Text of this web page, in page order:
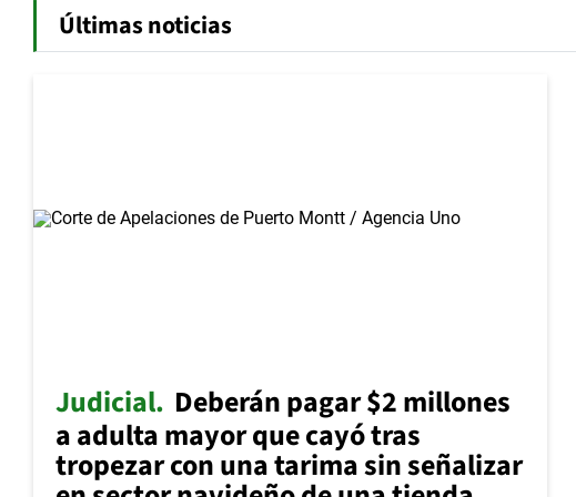
Últimas noticias
Judicial Deberán pagar $2 millones
a adulta mayor que cayó tras
tropezar con una tarima sin señalizar